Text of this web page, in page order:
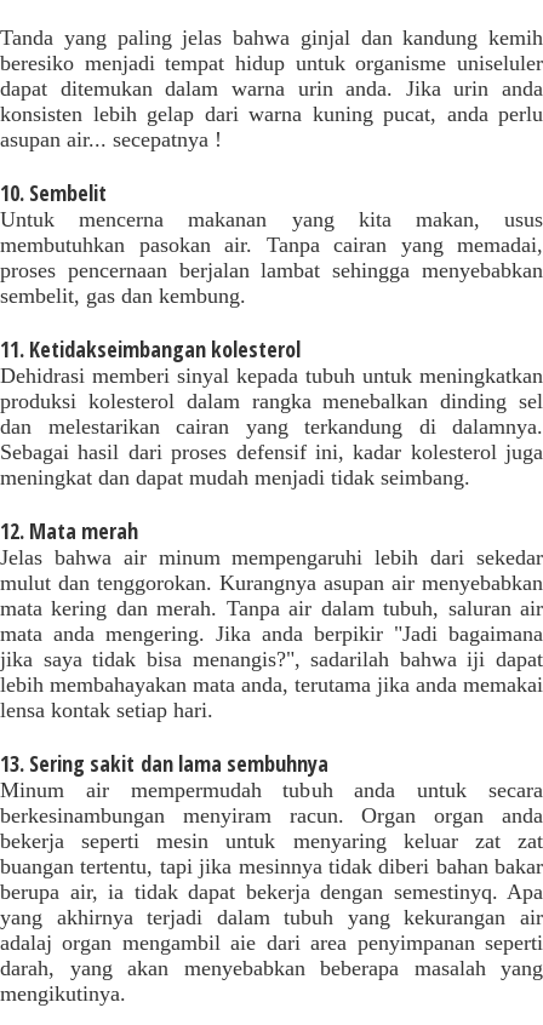
Tanda yang paling jelas bahwa ginjal dan kandung kemih
beresiko menjadi tempat hidup untuk organisme uniseluler
dapat ditemukan dalam warna urin anda. Jika urin anda
konsisten lebih gelap dari warna kuning pucat, anda perlu
asupan air... secepatnya !
10. Sembelit
Untuk mencerna makanan yang kita makan, usus
membutuhkan pasokan air. Tanpa cairan yang memadai,
proses pencernaan berjalan lambat sehingga menyebabkan
sembelit, gas dan kembung.
11. Ketidakseimbangan kolesterol
Dehidrasi memberi sinyal kepada tubuh untuk meningkatkan
produksi kolesterol dalam rangka menebalkan dinding sel
dan melestarikan cairan yang terkandung di dalamnya.
Sebagai hasil dari proses defensif ini, kadar kolesterol juga
meningkat dan dapat mudah menjadi tidak seimbang.
12. Mata merah
Jelas bahwa air minum mempengaruhi lebih dari sekedar
mulut dan tenggorokan. Kurangnya asupan air menyebabkan
mata kering dan merah. Tanpa air dalam tubuh, saluran air
mata anda mengering. Jika anda berpikir "Jadi bagaimana
jika saya tidak bisa menangis?", sadarilah bahwa iji dapat
lebih membahayakan mata anda, terutama jika anda memakai
lensa kontak setiap hari.
13. Sering sakit dan lama sembuhnya
Minum air mempermudah tubuh anda untuk secara
berkesinambungan menyiram racun. Organ organ anda
bekerja seperti mesin untuk menyaring keluar zat zat
buangan tertentu, tapi jika mesinnya tidak diberi bahan bakar
berupa air, ia tidak dapat bekerja dengan semestinyq. Apa
yang akhirnya terjadi dalam tubuh yang kekurangan air
adalaj organ mengambil aie dari area penyimpanan seperti
darah, yang akan menyebabkan beberapa masalah yang
mengikutinya.